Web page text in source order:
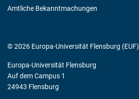
Amtliche Bekanntmachungen
© 2026 Europa-Universität Flensburg (EUF)
Europa-Universität Flensburg
Auf dem Campus 1
24943 Flensburg